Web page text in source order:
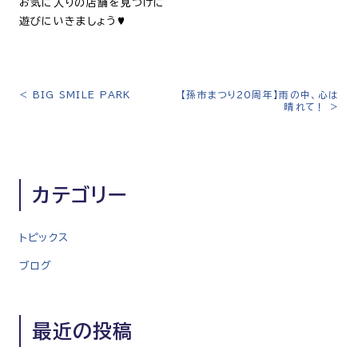
お気に入りの店舗を見つけに
遊びにいきましょう♥
投
ー
ョ
ン
< BIG SMILE PARK
【孫市まつり20周年】雨の中、心は
晴れて！
>
カテゴリー
トピックス
ブログ
最近の投稿